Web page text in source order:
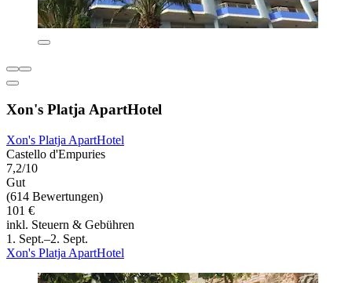
Xon's Platja ApartHotel
Xon's Platja ApartHotel
Castello d'Empuries
7,2/10
Gut
(614 Bewertungen)
101 €
inkl. Steuern & Gebühren
1. Sept.–2. Sept.
Xon's Platja ApartHotel